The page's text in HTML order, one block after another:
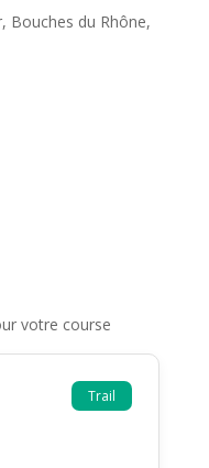
Bouches du Rhône,
votre course
Trail